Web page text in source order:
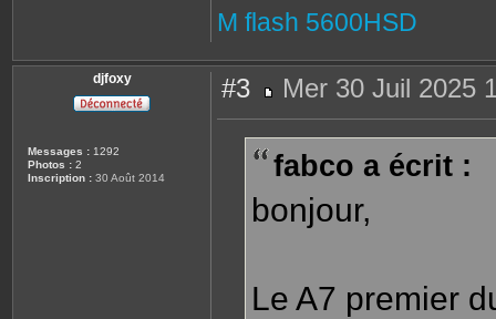
M flash 5600HSD
djfoxy
Messages : 1292
Photos : 2
Inscription : 30 Août 2014
#3
e
a
Mer 30 Juil 2025
fabco a écrit :
bonjour,
Le A7 premier